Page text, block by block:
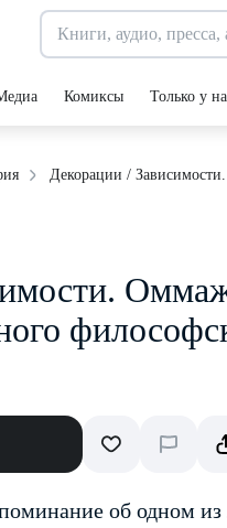
Комиксы Только у
Декорации /
об одном